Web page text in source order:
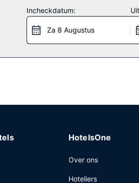
in het restaurant of bestel een snack
met een lekker drankje in één van de 2
weekend is dit beschikbaar van 07.00
Incheckdatum:
Za 8 Augustus
HotelsOne
Over ons
Hoteliers